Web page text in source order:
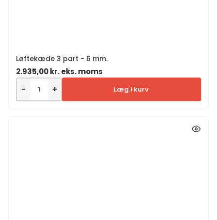
Løftekæde 3 part - 6 mm.
2.935,00kr.eks. moms
− + Læg i kurv